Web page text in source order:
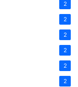
2
2
2
2
2
2